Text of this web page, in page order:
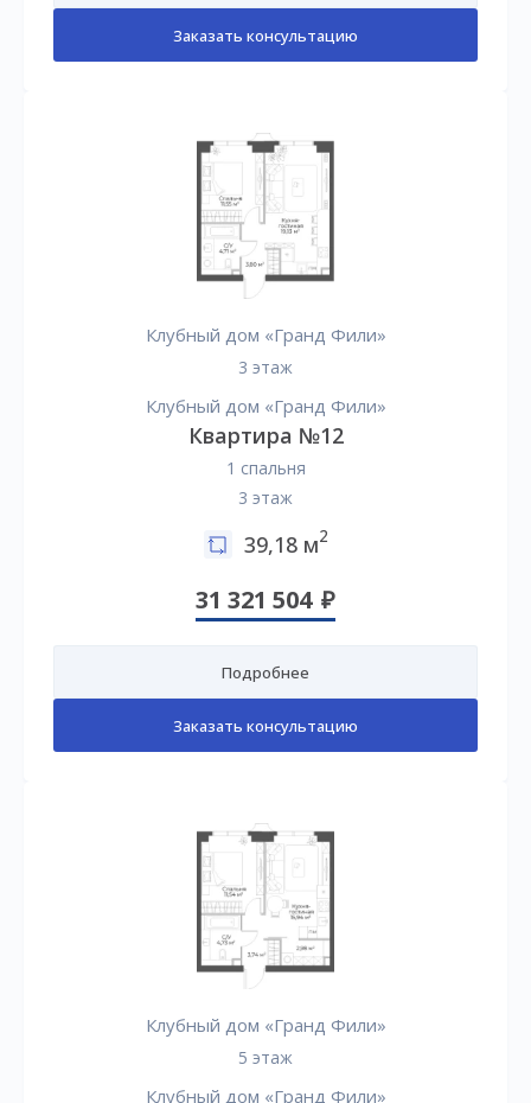
Заказать консультацию
Клубный дом «Гранд Фили»
3 этаж
Клубный дом «Гранд Фили»
Квартира №12
1 спальня
3 этаж
39,18 м2
31 321 504
Подробнее
Заказать консультацию
Клубный дом «Гранд Фили»
5 этаж
Клубный дом «Гранд Фили»